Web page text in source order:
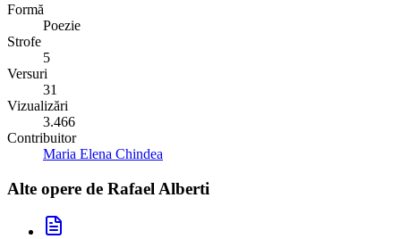
Formă
Poezie
Strofe
5
Versuri
31
Vizualizări
3.466
Contribuitor
Maria Elena Chindea
Alte opere de Rafael Alberti